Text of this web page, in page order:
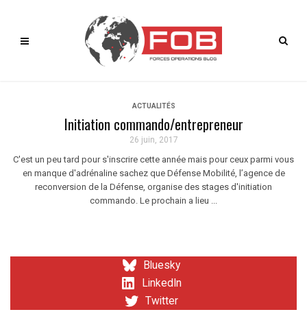
ACTUALITÉS
Initiation commando/entrepreneur
26 juin, 2017
C'est un peu tard pour s'inscrire cette année mais pour ceux parmi vous
en manque d'adrénaline sachez que Défense Mobilité, l’agence de
reconversion de la Défense, organise des stages d'initiation
commando. Le prochain a lieu ...
Bluesky
LinkedIn
Twitter